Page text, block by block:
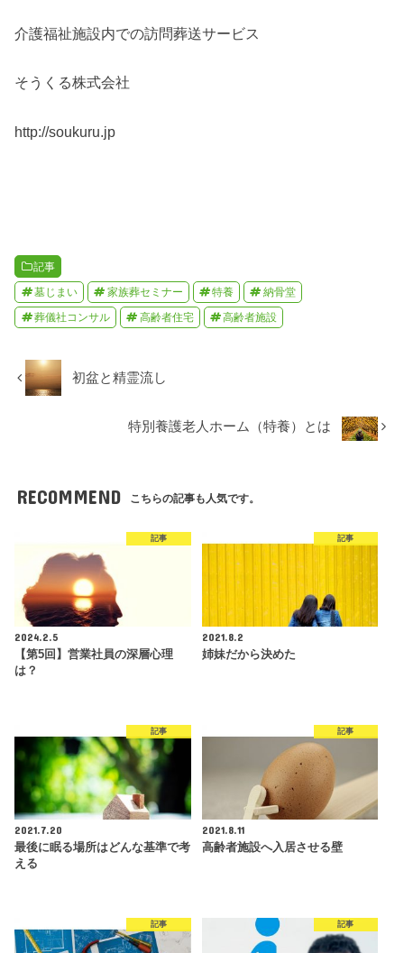
介護福祉施設内での訪問葬送サービス
そうくる株式会社
http://soukuru.jp
記事
墓じまい 家族葬セミナー 特養 納骨堂
葬儀社コンサル 高齢者住宅 高齢者施設
初盆と精霊流し
特別養護老人ホーム（特養）とは
RECOMMEND こちらの記事も人気です。
記事
2024.2.5
【第5回】営業社員の深層心理
は？
記事
2021.8.2
姉妹だから決めた
記事
2021.7.20
最後に眠る場所はどんな基準で考
える
記事
2021.8.11
高齢者施設へ入居させる壁
記事 記事